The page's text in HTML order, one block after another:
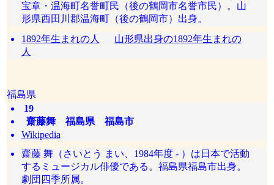
宝章・温海町名誉町民（後の鶴岡市名誉市民）。山
形県西田川郡温海町（後の鶴岡市）出身。
1892年生まれの人
山形県出身の1892年生まれの
人
福島県
19
齋藤舞 福島県 福島市
Wikipedia
齋藤 舞（さいとう まい、1984年度 - ）は日本で活動
するミュージカル俳優である。福島県福島市出身。
劇団四季所属。